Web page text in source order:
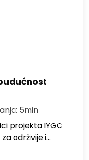
5min
projekta IYGC
održivije i…